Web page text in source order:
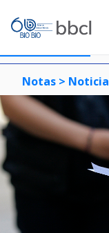
Notas > Noticia